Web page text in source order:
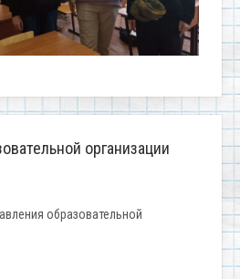
организации
образовательной